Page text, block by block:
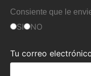
Consiente que le
SI NO
Tu correo